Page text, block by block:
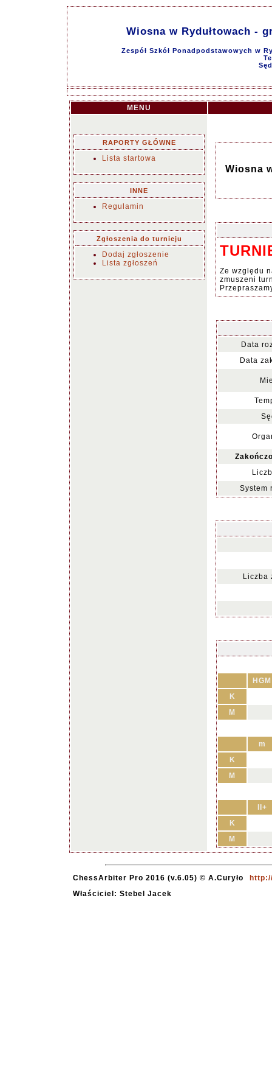
Wiosna w Rydułtowach -
Zespół Szkół Ponadpodstawowych w
MENU
RAPORTY GŁÓWNE
Lista startowa
INNE
Regulamin
Zgłoszenia do turnieju
Dodaj zgłoszenie
Lista zgłoszeń
Wiosna
Ze względu
zmuszeni
Data
Data
System
Liczba
HGM
K
M
m
K
M
II+
K
M
ChessArbiter Pro 2016 (v.6.05) © A.Curyło
Właściciel: Stebel Jacek